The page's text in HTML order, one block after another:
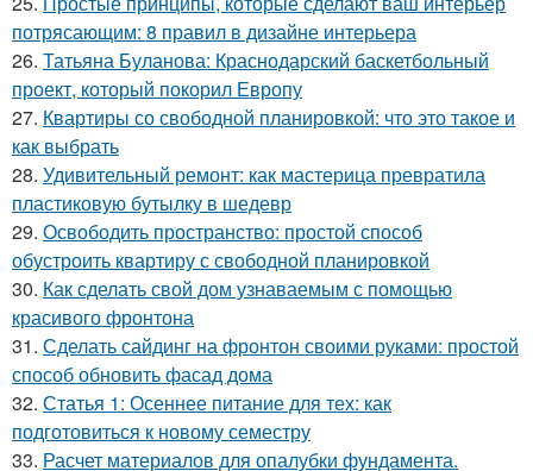
потрясающим: 8 правил в дизайне интерьера
26. Татьяна Буланова: Краснодарский баскетбольный
проект, который покорил Европу
27. Квартиры со свободной планировкой: что это такое и
как выбрать
28. Удивительный ремонт: как мастерица превратила
пластиковую бутылку в шедевр
29. Освободить пространство: простой способ
обустроить квартиру с свободной планировкой
30. Как сделать свой дом узнаваемым с помощью
красивого фронтона
31. Сделать сайдинг на фронтон своими руками: простой
способ обновить фасад дома
32. Статья 1: Осеннее питание для тех: как
подготовиться к новому семестру
33. Расчет материалов для опалубки фундамента.